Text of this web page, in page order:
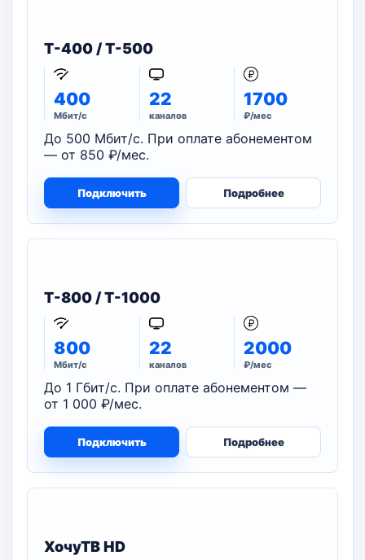
T-400 / T-500
400
Мбит/с
22
каналов
1700
₽/мес
До 500 Мбит/с. При оплате абонементом
— от 850 ₽/мес.
Подключить Подробнее
T-800 / T-1000
800
Мбит/с
22
каналов
2000
₽/мес
До 1 Гбит/с. При оплате абонементом —
от 1 000 ₽/мес.
Подключить Подробнее
ХочуТВ HD